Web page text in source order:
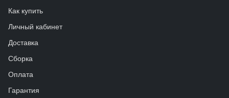
Как купить
Личный кабинет
Доставка
Сборка
Оплата
Гарантия